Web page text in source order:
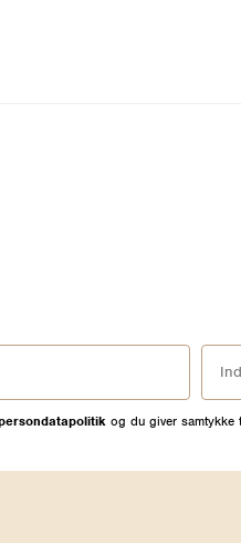
og du giver samtykke